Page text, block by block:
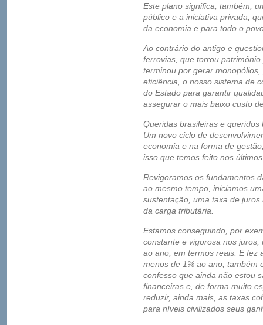
Este plano significa, também,
público e a iniciativa privada,
da economia e para todo o
Ao contrário do antigo e
ferrovias, que torrou
terminou por gerar
eficiência, o nosso sistema de
do Estado para garantir
assegurar o mais baixo custo
Queridas brasileiras e queridos
Um novo ciclo de
economia e na forma de
isso que temos feito nos
Revigoramos os fundamentos
ao mesmo tempo, iniciamos
sustentação, uma taxa de
da carga tributária.
Estamos conseguindo, por
constante e vigorosa nos
ao ano, em termos reais. E fez
menos de 1% ao ano, também
confesso que ainda não estou
financeiras e, de forma muito
reduzir, ainda mais, as taxas
para níveis civilizados seus